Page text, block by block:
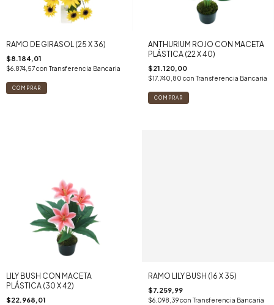
RAMO DE GIRASOL (25 X 36)
$8.184,01
$6.874,57con Transferencia Bancaria
ANTHURIUM ROJO CON MACETA
PLÁSTICA (22 X 40)
$21.120,00
$17.740,80 con Transferencia Bancaria
LILY BUSH CON MACETA
PLÁSTICA (30 X 42)
$22.968,01
RAMO LILY BUSH (16 X 35)
$7.259,99
$6.098,39con Transferencia Bancaria